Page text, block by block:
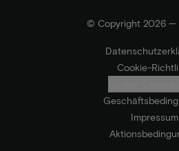
© Copyright 2026 —
Cookie-
Impressum